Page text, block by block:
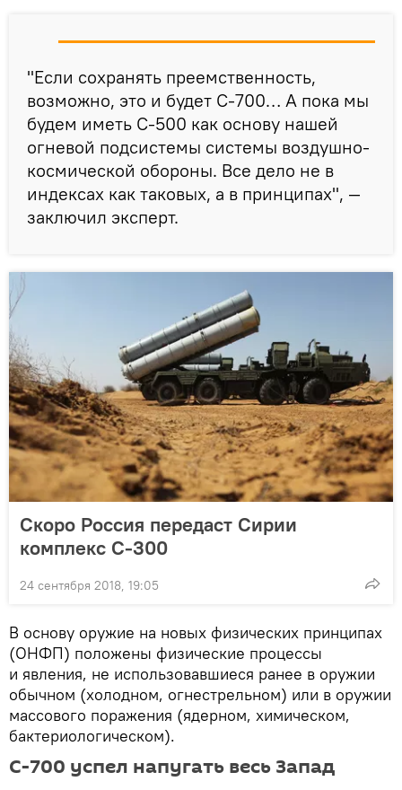
"Если сохранять преемственность,
возможно, это и будет С-700… А пока мы
будем иметь С-500 как основу нашей
огневой подсистемы системы воздушно-
космической обороны. Все дело не в
индексах как таковых, а в принципах", —
заключил эксперт.
Скоро Россия передаст Сирии
комплекс С-300
24 сентября 2018, 19:05
В основу оружие на новых физических принципах
(ОНФП) положены физические процессы
и явления, не использовавшиеся ранее в оружии
обычном (холодном, огнестрельном) или в оружии
массового поражения (ядерном, химическом,
бактериологическом).
С-700 успел напугать весь Запад